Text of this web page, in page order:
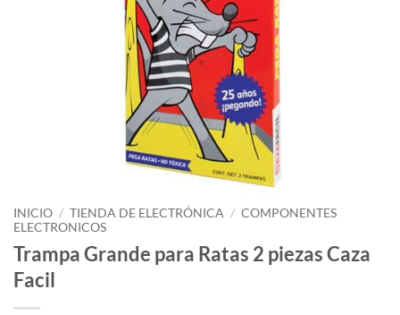
INICIO / TIENDA DE ELECTRÓNICA / COMPONENTES
ELECTRONICOS
Trampa Grande para Ratas 2 piezas Caza
Facil